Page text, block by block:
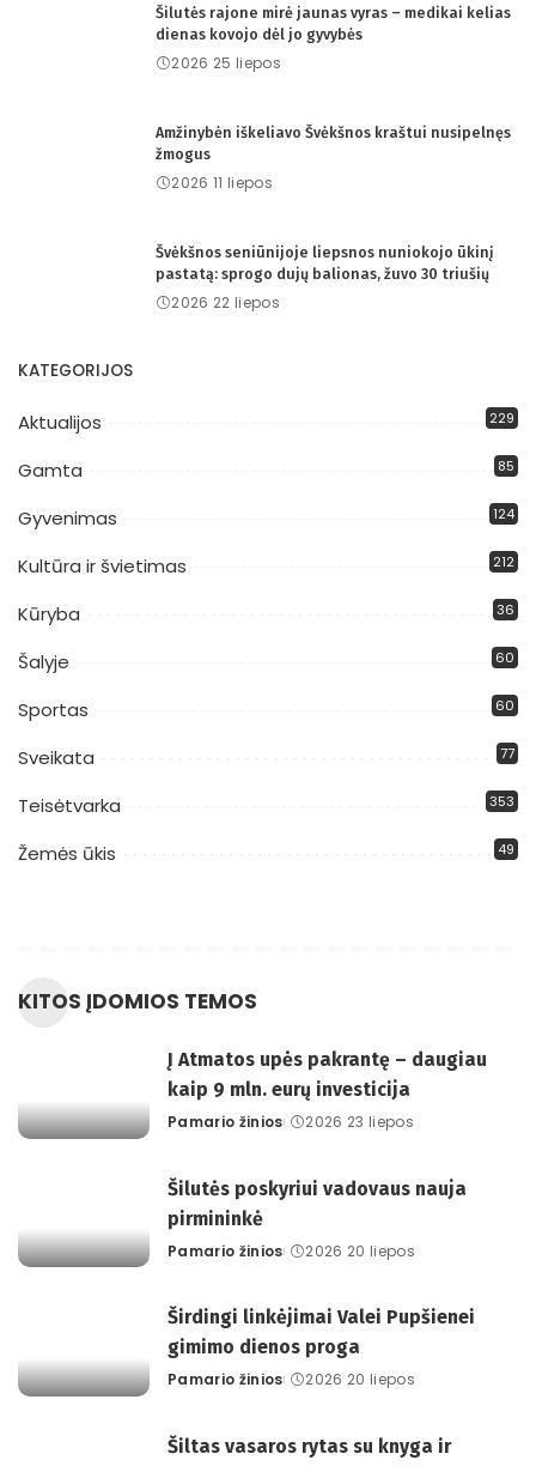
Šilutės rajone mirė jaunas vyras – medikai kelias
dienas kovojo dėl jo gyvybės
2026 25 liepos
Amžinybėn iškeliavo Švėkšnos kraštui nusipelnęs
žmogus
2026 11 liepos
Švėkšnos seniūnijoje liepsnos nuniokojo ūkinį
pastatą: sprogo dujų balionas, žuvo 30 triušių
2026 22 liepos
KATEGORIJOS
Aktualijos 229
Gamta 85
Gyvenimas 124
Kultūra ir švietimas 212
Kūryba 36
Šalyje 60
Sportas 60
Sveikata 77
Teisėtvarka 353
Žemės ūkis 49
KITOS ĮDOMIOS TEMOS
Į Atmatos upės pakrantę – daugiau
kaip 9 mln. eurų investicija
Posted
Pamario žinios 2026 23 liepos
Šilutės poskyriui vadovaus nauja
pirmininkė
Posted
Pamario žinios 2026 20 liepos
Širdingi linkėjimai Valei Pupšienei
gimimo dienos proga
Posted
Pamario žinios 2026 20 liepos
Šiltas vasaros rytas su knyga ir